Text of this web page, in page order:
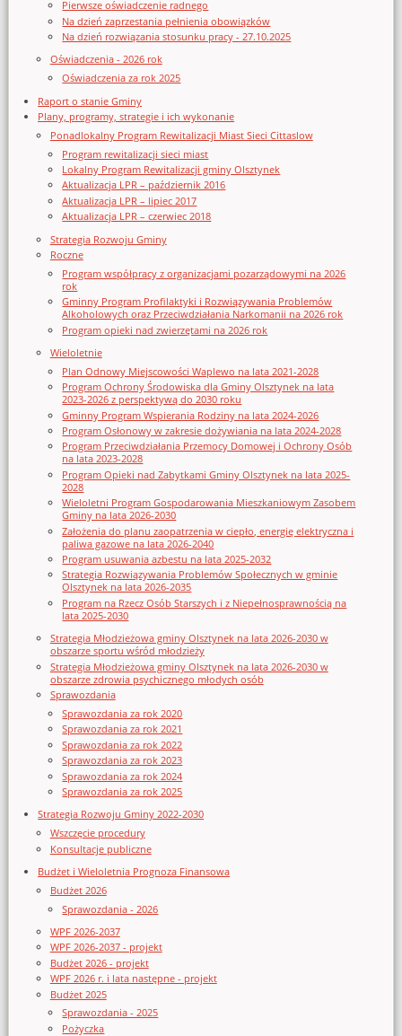
Pierwsze oświadczenie radnego
Na dzień zaprzestania pełnienia obowiązków
Na dzień rozwiązania stosunku pracy - 27.10.2025
Oświadczenia - 2026 rok
Oświadczenia za rok 2025
Raport o stanie Gminy
Plany, programy, strategie i ich wykonanie
Ponadlokalny Program Rewitalizacji Miast Sieci Cittaslow
Program rewitalizacji sieci miast
Lokalny Program Rewitalizacji gminy Olsztynek
Aktualizacja LPR – październik 2016
Aktualizacja LPR – lipiec 2017
Aktualizacja LPR – czerwiec 2018
Strategia Rozwoju Gminy
Roczne
Program współpracy z organizacjami pozarządowymi na 2026
rok
Gminny Program Profilaktyki i Rozwiązywania Problemów
Alkoholowych oraz Przeciwdziałania Narkomanii na 2026 rok
Program opieki nad zwierzętami na 2026 rok
Wieloletnie
Plan Odnowy Miejscowości Waplewo na lata 2021-2028
Program Ochrony Środowiska dla Gminy Olsztynek na lata
2023-2026 z perspektywą do 2030 roku
Gminny Program Wspierania Rodziny na lata 2024-2026
Program Osłonowy w zakresie dożywiania na lata 2024-2028
Program Przeciwdziałania Przemocy Domowej i Ochrony Osób
na lata 2023-2028
Program Opieki nad Zabytkami Gminy Olsztynek na lata 2025-
2028
Wieloletni Program Gospodarowania Mieszkaniowym Zasobem
Gminy na lata 2026-2030
Założenia do planu zaopatrzenia w ciepło, energię elektryczna i
paliwa gazowe na lata 2026-2040
Program usuwania azbestu na lata 2025-2032
Strategia Rozwiązywania Problemów Społecznych w gminie
Olsztynek na lata 2026-2035
Program na Rzecz Osób Starszych i z Niepełnosprawnością na
lata 2025-2030
Strategia Młodzieżowa gminy Olsztynek na lata 2026-2030 w
obszarze sportu wśród młodzieży
Strategia Młodzieżowa gminy Olsztynek na lata 2026-2030 w
obszarze zdrowia psychicznego młodych osób
Sprawozdania
Sprawozdania za rok 2020
Sprawozdania za rok 2021
Sprawozdania za rok 2022
Sprawozdania za rok 2023
Sprawozdania za rok 2024
Sprawozdania za rok 2025
Strategia Rozwoju Gminy 2022-2030
Wszczęcie procedury
Konsultacje publiczne
Budżet i Wieloletnia Prognoza Finansowa
Budżet 2026
Sprawozdania - 2026
WPF 2026-2037
WPF 2026-2037 - projekt
Budżet 2026 - projekt
WPF 2026 r. i lata następne - projekt
Budżet 2025
Sprawozdania - 2025
Pożyczka